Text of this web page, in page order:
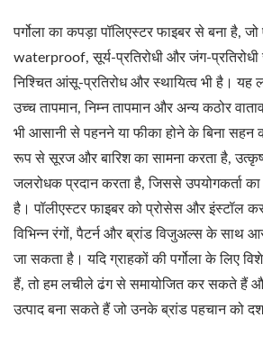
पर्गोला का कपड़ा पॉलिएस्टर फाइबर से बना है,
waterproof, सूर्य-प्रतिरोधी और जंग-
निश्चित आंसू-प्रतिरोध और स्थायित्व भी है। यह
उच्च तापमान, निम्न तापमान और अन्य कठोर
भी आसानी से पहनने या फीका होने के बिना सहन
रूप से सूरज और बारिश का सामना करता है,
जलरोधक प्रदान करता है, जिससे उपयोगकर्ता
है। पॉलीएस्टर फाइबर को प्रोसेस और इंस्टॉल
विभिन्न रंगों, पैटर्न और ब्रांड विजुअल्स के साथ
जा सकता है। यदि ग्राहकों की पर्गोला के लिए
हैं, तो हम लचीले ढंग से समायोजित कर सकते हैं
उत्पाद बना सकते हैं जो उनके ब्रांड पहचान को